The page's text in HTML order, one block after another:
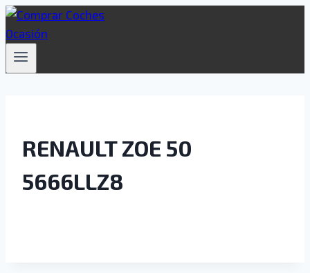
Saltar
al
contenido
RENAULT ZOE 50
5666LLZ8